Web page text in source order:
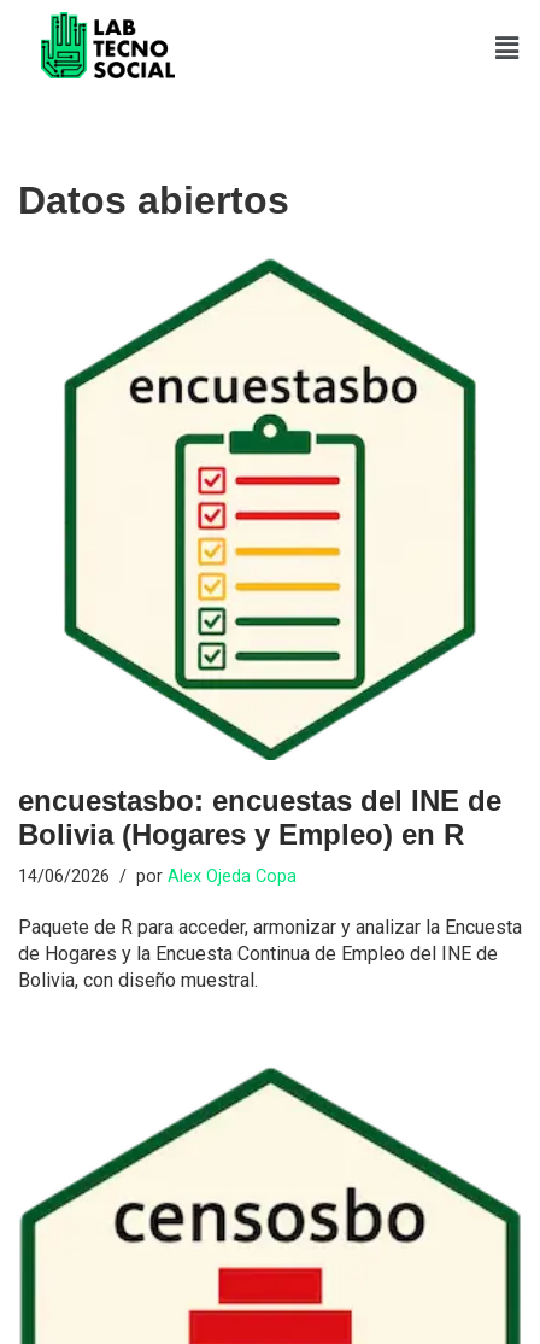
Saltar
Datos abiertos
encuestasbo: encuestas del INE de
Bolivia (Hogares y Empleo) en R
14/06/2026 por Alex Ojeda Copa
Paquete de R para acceder, armonizar y analizar la Encuesta
de Hogares y la Encuesta Continua de Empleo del INE de
Bolivia, con diseño muestral.